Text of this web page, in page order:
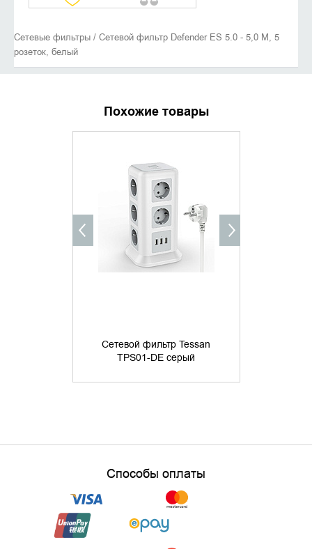
Сетевые фильтры / Сетевой фильтр Defender ES 5.0 - 5,0 М, 5
розеток, белый
Похожие товары
Сетевой фильтр Tessan
TPS01-DE серый
УТОЧНИТЬ НАЛИЧИЕ
Способы оплаты